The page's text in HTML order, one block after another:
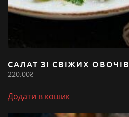
САЛАТ ЗІ СВІЖИХ ОВОЧІВ
220.00₴
Додати в кошик